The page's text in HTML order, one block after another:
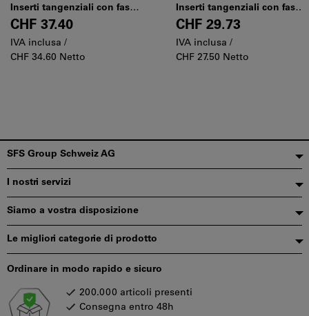
Inserti tangenziali con fase
negativa di rinforzo, per
condizioni sfavorevoli
CHF 37.40
IVA inclusa /
CHF 34.60 Netto
Inserti tangenziali con fase
negativa di rinforzo, per
condizioni sfavorevoli
CHF 29.73
IVA inclusa /
CHF 27.50 Netto
Piè
di
pagina
SFS Group Schweiz AG
I nostri servizi
Siamo a vostra disposizione
Le migliori categorie di prodotto
Ordinare in modo rapido e sicuro
200.000 articoli presenti
Consegna entro 48h